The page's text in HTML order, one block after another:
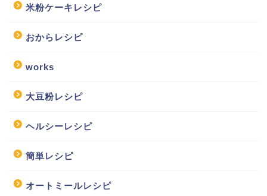
米粉ケーキレシピ
おからレシピ
works
大豆粉レシピ
ヘルシーレシピ
簡単レシピ
オートミールレシピ